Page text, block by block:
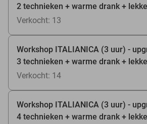
2 technieken + warme drank +
Verkocht: 13
Workshop ITALIANICA (3 uur) -
3 technieken + warme drank +
Verkocht: 14
Workshop ITALIANICA (3 uur) -
4 technieken + warme drank +